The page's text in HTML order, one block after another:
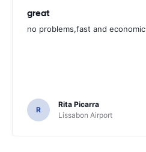
great
no problems,fast and economic
R
Rita Picarra
Lissabon Airport